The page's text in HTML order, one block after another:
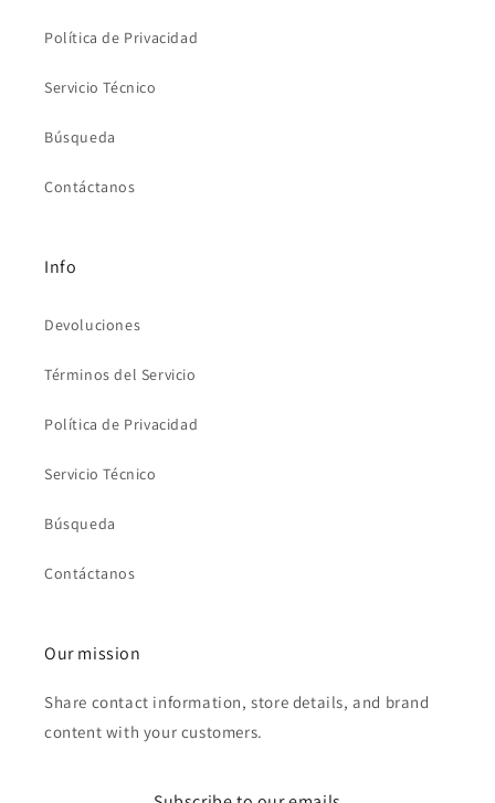
Política de Privacidad
Servicio Técnico
Búsqueda
Contáctanos
Info
Devoluciones
Términos del Servicio
Política de Privacidad
Servicio Técnico
Búsqueda
Contáctanos
Our mission
Share contact information, store details, and brand
content with your customers.